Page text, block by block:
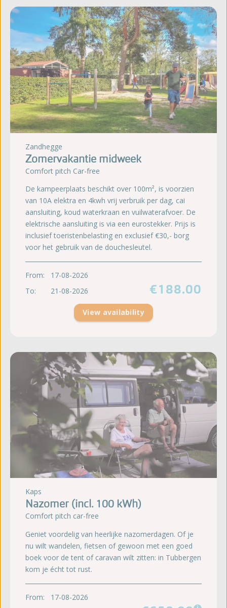
Zandhegge
Zomervakantie midweek
Comfort pitch Car-free
De kampeerplaats beschikt over 100m², is voorzien
van 10A elektra en 4kwh vrij verbruik per dag, cai
aansluiting, koud waterkraan en vuilwaterafvoer. De
elektrische aansluiting is via een eurostekker. Prijs is
inclusief toeristenbelasting en exclusief €30,- borg
voor het gebruik van de douchesleutel.
From:
17-08-2026
To:
21-08-2026 €188.00
View availability
Kaps
Nazomer (incl. 100 kWh)
Comfort pitch car-free
Geniet voordelig van heerlijke nazomerdagen. Of je
nu wilt wandelen, fietsen of gewoon met een goed
boek voor de tent of caravan wilt zitten: in Tubbergen
kom je écht tot rust.
From:
17-08-2026